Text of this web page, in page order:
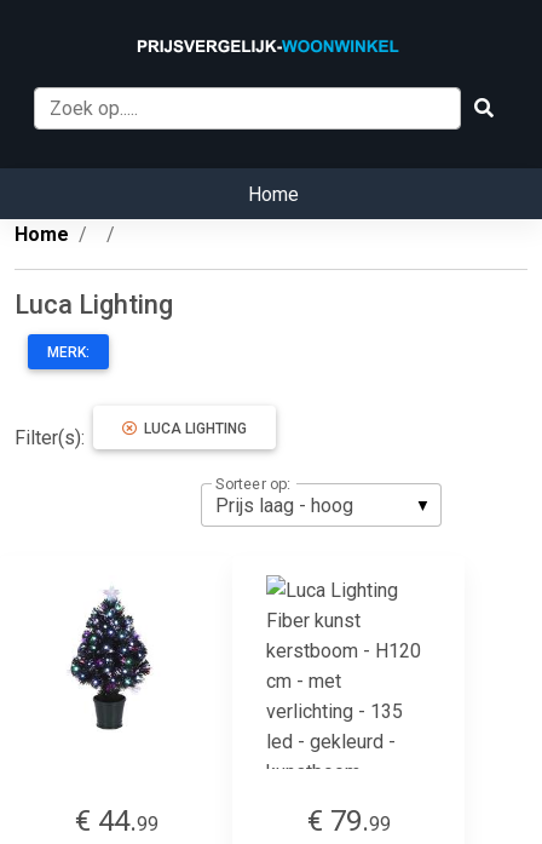
Home
Home
Luca Lighting
MERK:
Filter(s): LUCA LIGHTING
Sorteer op:
€ 44.99
€ 79.99